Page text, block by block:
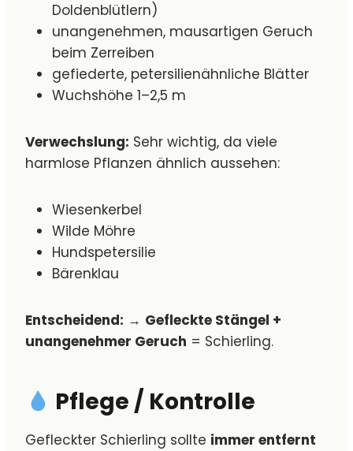
Doldenblütlern)
unangenehmen, mausartigen Geruch
beim Zerreiben
gefiederte, petersilienähnliche Blätter
Wuchshöhe 1–2,5 m
Verwechslung: Sehr wichtig, da viele
harmlose Pflanzen ähnlich aussehen:
Wiesenkerbel
Wilde Möhre
Hundspetersilie
Bärenklau
Entscheidend: → Gefleckte Stängel +
unangenehmer Geruch = Schierling.
Pflege / Kontrolle
Gefleckter Schierling sollte immer entfernt